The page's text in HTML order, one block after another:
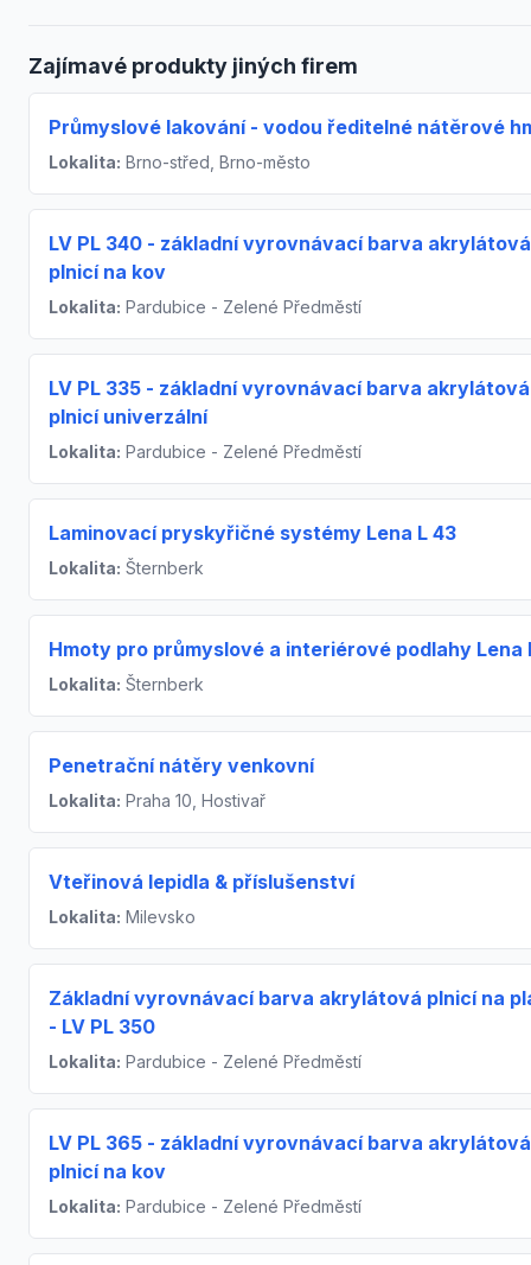
Zajímavé produkty jiných firem
Průmyslové lakování - vodou ředitelné nátěrové
Lokalita: Brno-střed, Brno-město
LV PL 340 - základní vyrovnávací barva akrylátová
plnicí na kov
Lokalita: Pardubice - Zelené Předměstí
LV PL 335 - základní vyrovnávací barva akrylátová
plnicí univerzální
Lokalita: Pardubice - Zelené Předměstí
Laminovací pryskyřičné systémy Lena L 43
Lokalita: Šternberk
Hmoty pro průmyslové a interiérové podlahy Lena
Lokalita: Šternberk
Penetrační nátěry venkovní
Lokalita: Praha 10, Hostivař
Vteřinová lepidla & příslušenství
Lokalita: Milevsko
Základní vyrovnávací barva akrylátová plnicí na
- LV PL 350
Lokalita: Pardubice - Zelené Předměstí
LV PL 365 - základní vyrovnávací barva akrylátová
plnicí na kov
Lokalita: Pardubice - Zelené Předměstí